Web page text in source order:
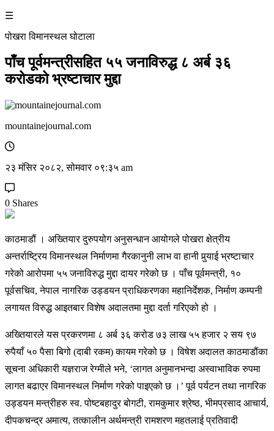
☰
पोखरा विमानस्थल घोटाला
पाँच पूर्वमन्त्रीसहित ५५ जनाविरुद्ध ८ अर्ब ३६
करोडको भ्रष्टाचार मुद्दा
mountainejournal.com
२३ मंसिर २०८२, सोमवार ०९:३५ am
0 Shares
काठमाडौं । अख्तियार दुरुपयोग अनुसन्धान आयोगले पोखरा क्षेत्रीय
अन्तर्राष्ट्रिय विमानस्थल निर्माणमा गैरकानुनी लाभ वा हानी पुर्‍याई भ्रष्टाचार
गरेको आरोपमा ५५ जनाविरुद्ध मुद्दा दायर गरेको छ । पाँच पूर्वमन्त्री, १०
पूर्वसचिव, नेपाल नागरिक उड्डयन प्राधिकरणका महानिर्देशक, निर्माण कम्पनी
लगायत विरुद्ध आइतबार विशेष अदालतमा मुद्दा दर्ता गरिएको हो ।
अख्तियारले यस प्रकरणमा ८ अर्ब ३६ करोड ७३ लाख ५५ हजार २ सय ९७
रुपैयाँ ५० पैसा बिगो (दाबी रकम) कायम गरेको छ । विषेश अदालत काठमाडौंका
सूचना अधिकारी यज्ञराज रेग्मीले भने, ‘लागत अनुमानभन्दा अस्वाभाविक रुपमा
लागत बढाएर विमानस्थल निर्माण गरेको पाइएको छ ।’ पूर्व पर्यटन तथा नागरिक
उड्डयन मन्त्रीहरु स्व. पोष्टबहादुर बोगटी, रामकुमार श्रेष्ठ, भीमप्रसाद आचार्य,
दीपकचन्द्र अमात्य, तत्कालीन अर्थमन्त्री रामशरण महतलाई प्रतिवादी